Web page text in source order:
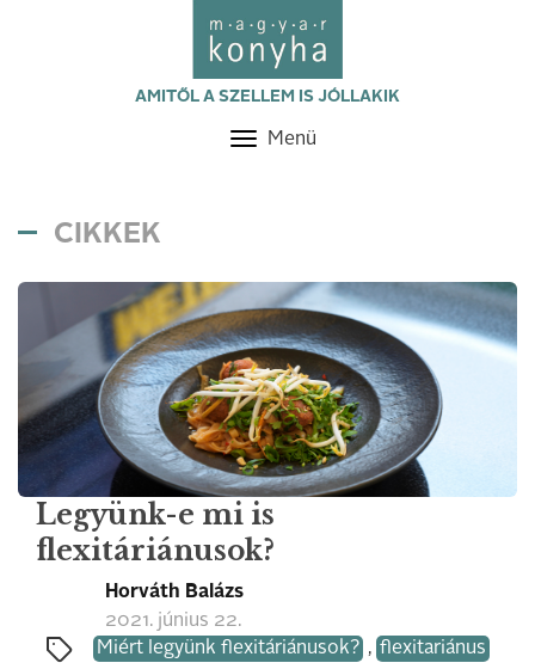
AMITŐL A SZELLEM IS JÓLLAKIK
Toggle
Menü
CIKKEK
Legyünk-e mi is
flexitáriánusok?
Horváth Balázs
2021. június 22.
Miért legyünk flexitáriánusok? , flexitariánus